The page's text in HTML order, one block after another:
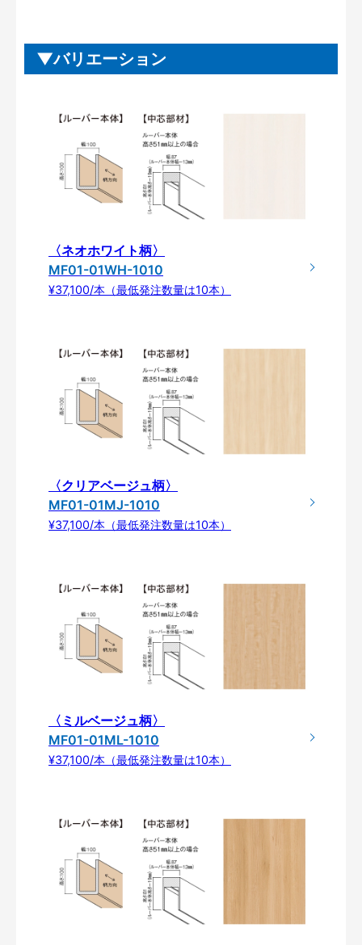
バリエーション
〈ネオホワイト柄〉
MF01-01WH-1010
¥37,100/本（最低発注数量は10本）
〈クリアベージュ柄〉
MF01-01MJ-1010
¥37,100/本（最低発注数量は10本）
〈ミルベージュ柄〉
MF01-01ML-1010
¥37,100/本（最低発注数量は10本）